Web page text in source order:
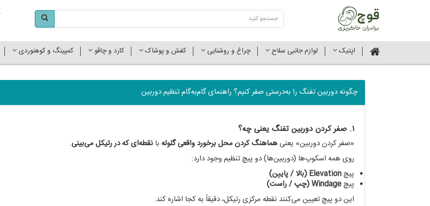
اپتیک لوازم جانبی سلاح چراغ و روشنایی کفش و پوشاک کارد و چاقو کمپینگ و کوهنوردی
چگونه دوربین تفنگ را به‌درستی صفر کنیم؟ راهنمای گام‌به‌گام تنظیم دوربین
۱. صفر کردن دوربین تفنگ یعنی چه؟
«صفر کردن دوربین» یعنی هماهنگ کردن محل برخورد واقعی گلوله با نقطه‌ای که در رتیکل می‌بینی.
روی همه اسکوپ‌ها (دوربین‌ها) دو پیچ تنظیم وجود دارد:
پیچElevation (بالا / پایین)
پیچWindage (چپ / راست)
این دو پیچ تعیین می‌کنند نقطه مرکزی رتیکل، دقیقاً به کجا اشاره کند.